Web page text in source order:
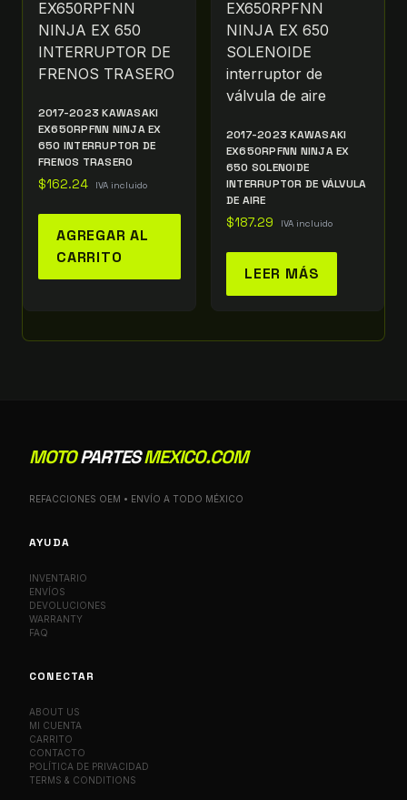
2017-2023 KAWASAKI
EX650RPFNN NINJA EX
650 INTERRUPTOR DE
FRENOS TRASERO
$162.24 IVA incluido
AGREGAR AL
CARRITO
2017-2023 KAWASAKI
EX650RPFNN NINJA EX
650 SOLENOIDE
INTERRUPTOR DE VÁLVULA
DE AIRE
$187.29 IVA incluido
LEER MÁS
MOTOPARTESMEXICO.COM
REFACCIONES OEM • ENVÍO A TODO MÉXICO
AYUDA
INVENTARIO
ENVÍOS
DEVOLUCIONES
WARRANTY
FAQ
CONECTAR
ABOUT US
MI CUENTA
CARRITO
CONTACTO
POLÍTICA DE PRIVACIDAD
TERMS & CONDITIONS